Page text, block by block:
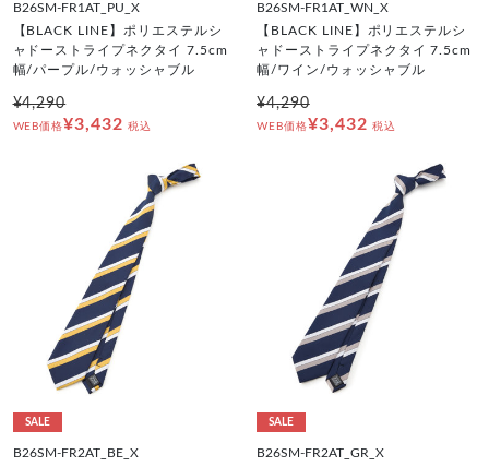
B26SM-FR1AT_PU_X
【BLACK LINE】ポリエステルシ
ャドーストライプネクタイ 7.5cm
幅/パープル/ウォッシャブル
¥4,290
WEB価格¥3,432 税込
B26SM-FR1AT_WN_X
【BLACK LINE】ポリエステルシ
ャドーストライプネクタイ 7.5cm
幅/ワイン/ウォッシャブル
¥4,290
WEB価格¥3,432 税込
SALE
B26SM-FR2AT_BE_X
SALE
B26SM-FR2AT_GR_X